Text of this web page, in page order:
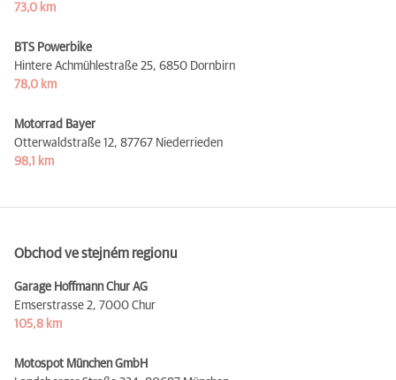
73,0 km
BTS Powerbike
Hintere Achmühlestraße 25, 6850 Dornbirn
78,0 km
Motorrad Bayer
Otterwaldstraße 12, 87767 Niederrieden
98,1 km
Obchod ve stejném regionu
Garage Hoffmann Chur AG
Emserstrasse 2, 7000 Chur
105,8 km
Motospot München GmbH